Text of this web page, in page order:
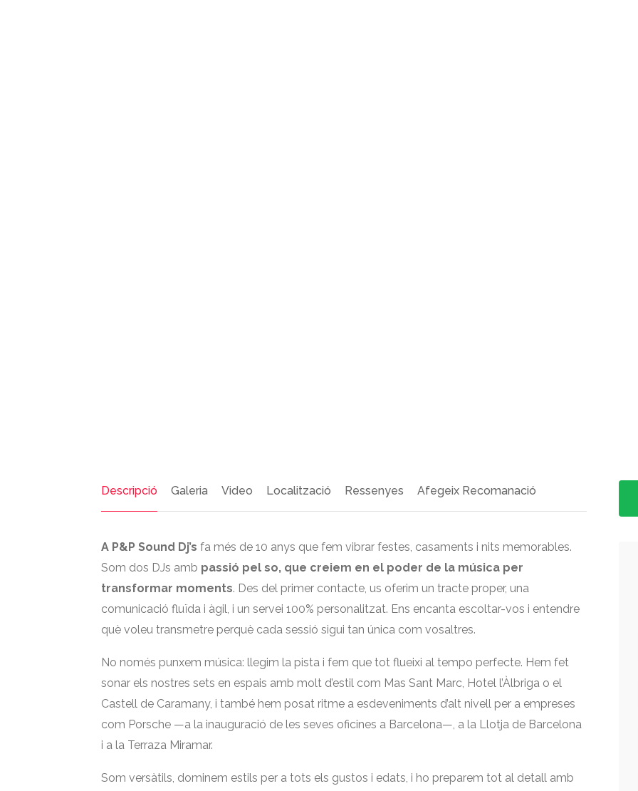
Descripció Galeria Video Localització Ressenyes Afegeix Recomanació
A P&P Sound Dj’s fa més de 10 anys que fem vibrar festes, casaments i nits memorables.
Som dos DJs amb passió pel so, que creiem en el poder de la música per
transformar moments. Des del primer contacte, us oferim un tracte proper, una
comunicació fluïda i àgil, i un servei 100% personalitzat. Ens encanta escoltar-vos i entendre
què voleu transmetre perquè cada sessió sigui tan única com vosaltres.
No només punxem música: llegim la pista i fem que tot flueixi al tempo perfecte. Hem fet
sonar els nostres sets en espais amb molt d’estil com Mas Sant Marc, Hotel l’Àlbriga o el
Castell de Caramany, i també hem posat ritme a esdeveniments d’alt nivell per a empreses
com Porsche —a la inauguració de les seves oficines a Barcelona—, a la Llotja de Barcelona
i a la Terraza Miramar.
Som versàtils, dominem estils per a tots els gustos i edats, i ho preparem tot al detall amb